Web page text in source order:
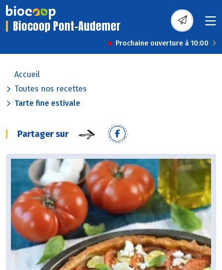
Biocoop Pont-Audemer
Prochaine ouverture à 10:00
Accueil
Toutes nos recettes
Tarte fine estivale
Partager sur